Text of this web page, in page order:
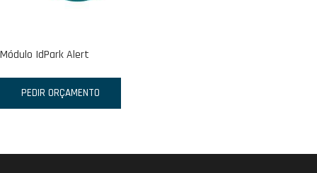
Módulo IdPark Alert
PEDIR ORÇAMENTO